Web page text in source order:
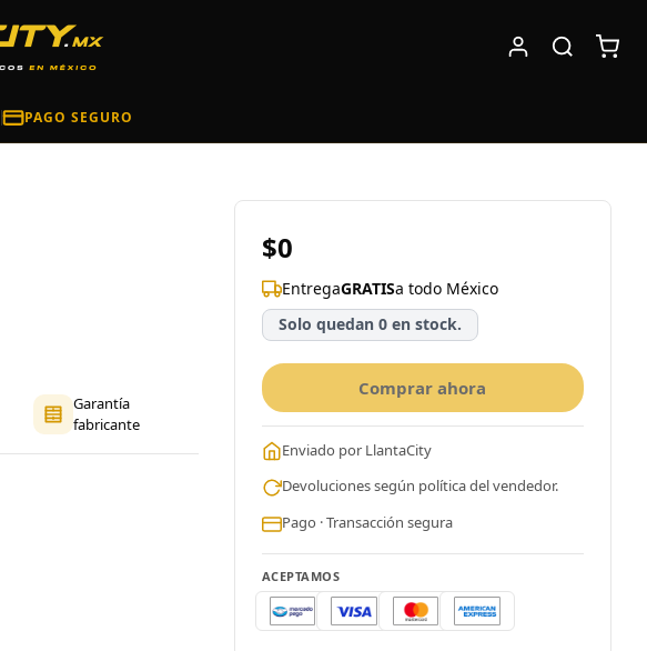
PAGO SEGURO
Garantía
fabricante
$0
EntregaGRATISa todo México
Solo quedan 0 en stock.
Comprar ahora
Enviado por LlantaCity
Devoluciones según política del vendedor.
Pago · Transacción segura
ACEPTAMOS